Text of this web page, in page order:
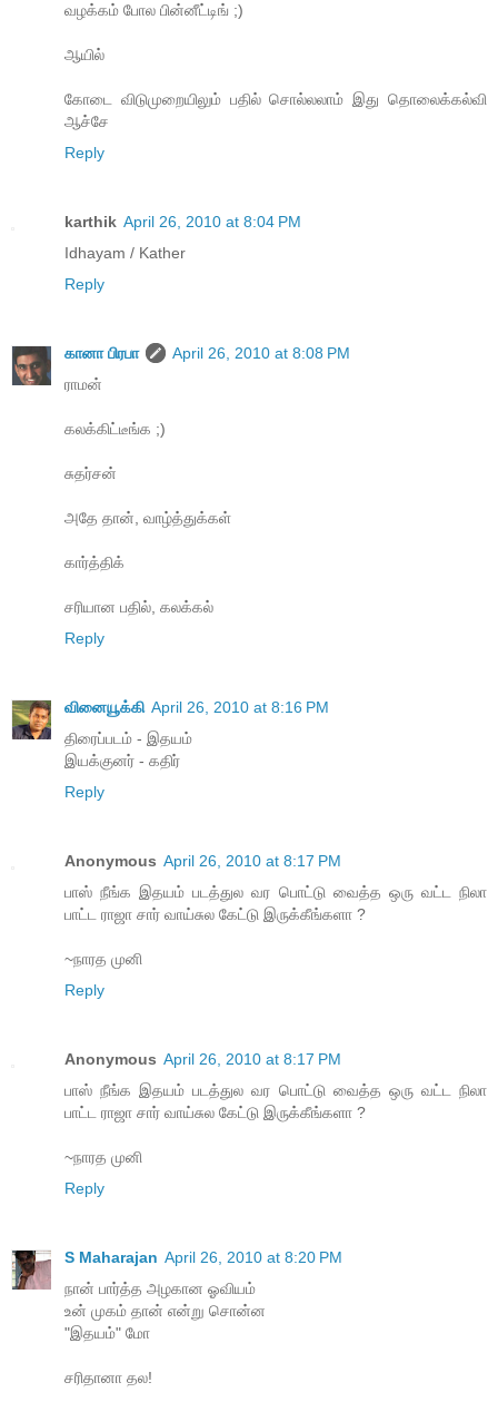
வழக்கம் போல பின்னீட்டிங் ;)
ஆயில்
கோடை விடுமுறையிலும் பதில் சொல்லலாம் இது தொலைக்கல்வி
ஆச்சே
Reply
karthik April 26, 2010 at 8:04 PM
Idhayam / Kather
Reply
கானா பிரபா
April 26, 2010 at 8:08 PM
ராமன்
கலக்கிட்டீங்க ;)
சுதர்சன்
அதே தான், வாழ்த்துக்கள்
கார்த்திக்
சரியான பதில், கலக்கல்
Reply
வினையூக்கி April 26, 2010 at 8:16 PM
திரைப்படம் - இதயம்
இயக்குனர் - கதிர்
Reply
Anonymous April 26, 2010 at 8:17 PM
பாஸ் நீங்க இதயம் படத்துல வர பொட்டு வைத்த ஒரு வட்ட நிலா
பாட்ட ராஜா சார் வாய்சுல கேட்டு இருக்கீங்களா ?
~நாரத முனி
Reply
Anonymous April 26, 2010 at 8:17 PM
பாஸ் நீங்க இதயம் படத்துல வர பொட்டு வைத்த ஒரு வட்ட நிலா
பாட்ட ராஜா சார் வாய்சுல கேட்டு இருக்கீங்களா ?
~நாரத முனி
Reply
S Maharajan April 26, 2010 at 8:20 PM
நான் பார்த்த அழகான ஓவியம்
உன் முகம் தான் என்று சொன்ன
"இதயம்" மோ
சரிதானா தல!